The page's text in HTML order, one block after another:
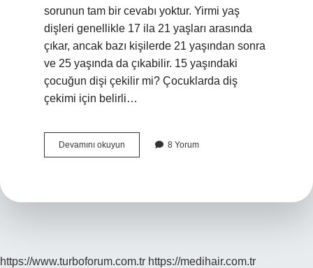
sorunun tam bir cevabı yoktur. Yirmi yaş
dişleri genellikle 17 ila 21 yaşları arasında
çıkar, ancak bazı kişilerde 21 yaşından sonra
ve 25 yaşında da çıkabilir. 15 yaşındaki
çocuğun dişi çekilir mi? Çocuklarda diş
çekimi için belirli…
Devamını okuyun
Yaşında
8 Yorum
https://www.turboforum.com.tr https://medihair.com.tr